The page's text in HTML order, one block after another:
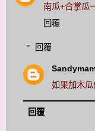
南瓜+合掌瓜
回覆
回覆
如果加木
回覆